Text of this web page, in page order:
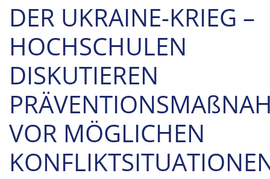
DER UKRAINE-KRIEG –
HOCHSCHULEN
DISKUTIEREN
PRÄVENTIONSMAß
VOR MÖGLICHEN